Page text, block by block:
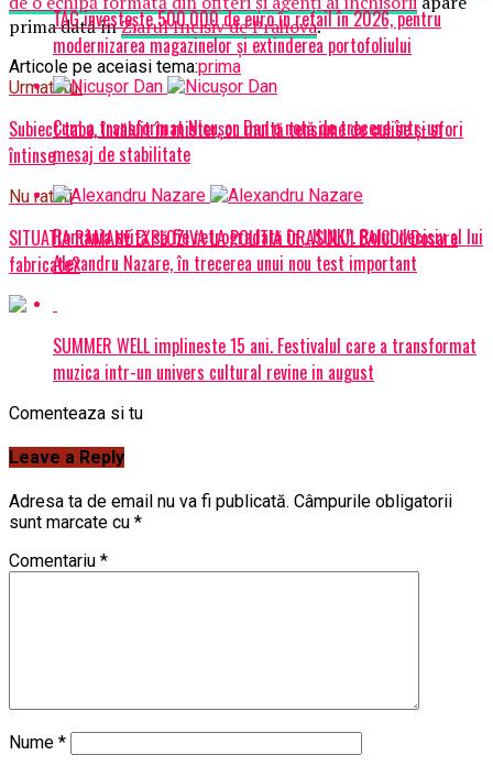
prima dată înZiarul Incisiv de Prahova.
Articole pe aceiasi tema:prima
Urmatorul
Subiect tabu, învăluit în mister, cu multă tensiune de culise și sfori
întinse
Nu ratati
SITUATIA RAMANE EXPLOZIVA LA POLITIA ORASULUI BAICOI/Dosare
fabricate?
TAG investește 500.000 de euro în retail în 2026, pentru
modernizarea magazinelor și extinderea portofoliului
Cum a transformat Nicușor Dan o notă de trecere într-un
mesaj de stabilitate
România evită să fie retrogradată în „JUNK”. Rolul decisiv al lui
Alexandru Nazare, în trecerea unui nou test important
SUMMER WELL implineste 15 ani. Festivalul care a transformat
muzica intr-un univers cultural revine in august
Comenteaza si tu
Leave a Reply
Adresa ta de email nu va fi publicată. Câmpurile obligatorii
sunt marcate cu *
Comentariu *
Nume *